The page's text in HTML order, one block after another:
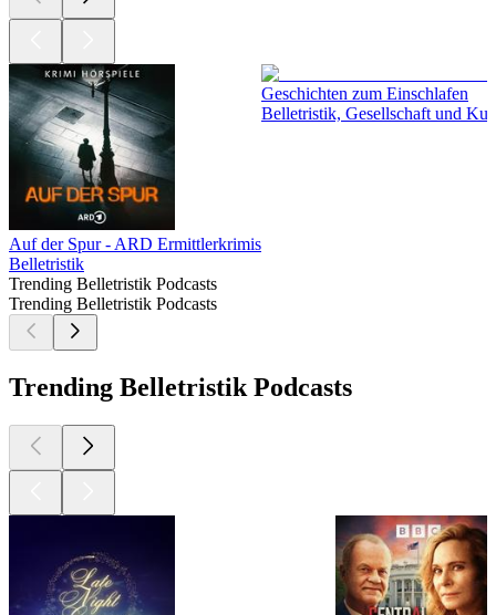
Auf der Spur - ARD Ermittlerkrimis
Belletristik
Geschichten zum Einschlafen
Belletristik, Gesellschaft und
Trending Belletristik Podcasts
Trending Belletristik Podcasts
Trending Belletristik Podcasts